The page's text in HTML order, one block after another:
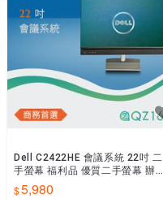
Dell C2422HE 會議系統 22吋 二
手螢幕 福利品 優質二手螢幕 辦公
室配件
5,980